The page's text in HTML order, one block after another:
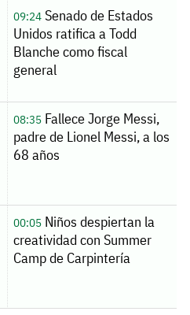
09:24Senado de Estados
Unidos ratifica a Todd
Blanche como fiscal
general
08:35Fallece Jorge Messi,
padre de Lionel Messi, a los
68 años
00:05Niños despiertan la
creatividad con Summer
Camp de Carpintería